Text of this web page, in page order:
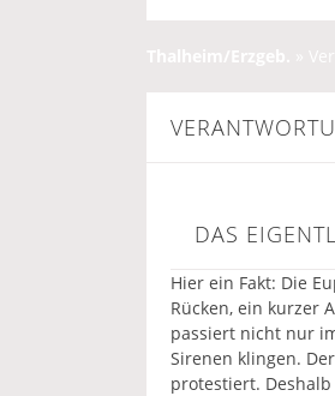
DAS
Hier ein Fakt: Die
Rücken, ein kurzer
passiert nicht nur
Sirenen klingen.
protestiert.